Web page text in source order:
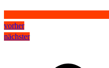
vorher
nächster